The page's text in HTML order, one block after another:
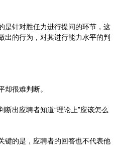
是针对胜任力进行提问的环节，这
出的行为，对其进行能力水平的判
很难判断。
出应聘者知道“理论上”应该怎么
键的是，应聘者的回答也不代表他